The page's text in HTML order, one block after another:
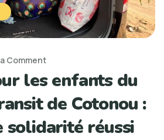
Comment
les enfants du
de Cotonou :
solidarité réussi